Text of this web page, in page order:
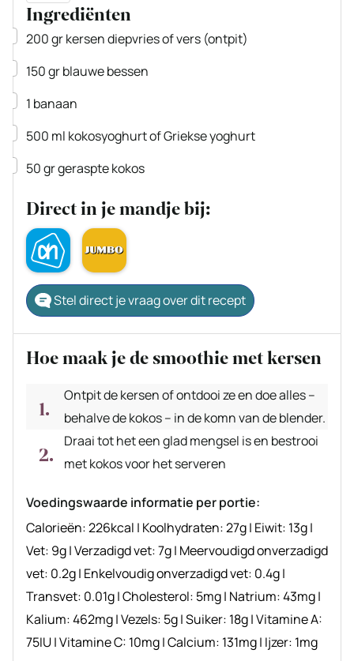
Ingrediënten
▢
200grkersendiepvries of vers (ontpit)
▢
150grblauwe bessen
▢
1 banaan
▢
500 ml kokosyoghurtof Griekse yoghurt
▢
50grgeraspte kokos
Direct in je mandje bij:
Stel direct je vraag over dit recept
Hoe maak je de smoothie met kersen
Ontpit de kersen of ontdooi ze en doe alles –
behalve de kokos – in de komn van de blender.
Draai tot het een glad mengsel is en bestrooi
met kokos voor het serveren
Voedingswaarde informatie per portie:
Calorieën:226kcal | Koolhydraten:27g| Eiwit: 13g|
Vet: 9g|Verzadigd vet:7g| Meervoudigd onverzadigd
vet: 0.2g| Enkelvoudig onverzadigd vet: 0.4g|
Transvet: 0.01g|Cholesterol: 5mg| Natrium:43mg|
Kalium:462mg|Vezels: 5g|Suiker: 18g|Vitamine A:
75IU|Vitamine C: 10mg|Calcium: 131mg| Ijzer: 1mg